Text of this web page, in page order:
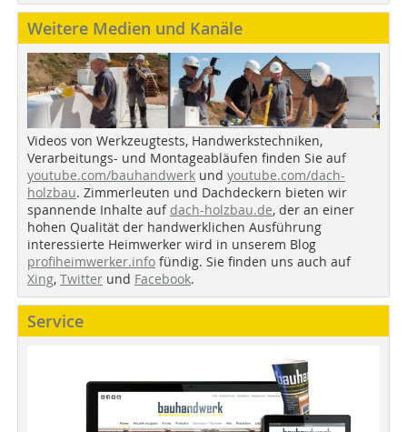
Weitere Medien und Kanäle
Videos von Werkzeugtests, Handwerkstechniken,
Verarbeitungs- und Montageabläufen finden Sie auf
youtube.com/bauhandwerk und youtube.com/dach-
holzbau. Zimmerleuten und Dachdeckern bieten wir
spannende Inhalte auf dach-holzbau.de, der an einer
hohen Qualität der handwerklichen Ausführung
interessierte Heimwerker wird in unserem Blog
profiheimwerker.info fündig. Sie finden uns auch auf
Xing, Twitter und Facebook.
Service